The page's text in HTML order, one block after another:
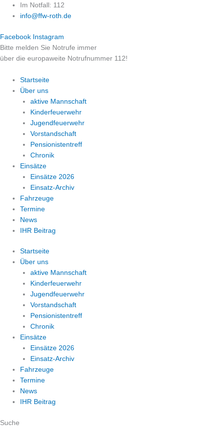
Zum
Inhalt
Im Notfall: 112
info@ffw-roth.de
Facebook Instagram
Bitte melden Sie Notrufe immer
über die europaweite Notrufnummer 112!
Startseite
Über uns
aktive Mannschaft
Kinderfeuerwehr
Jugendfeuerwehr
Vorstandschaft
Pensionistentreff
Chronik
Einsätze
Einsätze 2026
Einsatz-Archiv
Fahrzeuge
Termine
News
IHR Beitrag
Startseite
Über uns
aktive Mannschaft
Kinderfeuerwehr
Jugendfeuerwehr
Vorstandschaft
Pensionistentreff
Chronik
Einsätze
Einsätze 2026
Einsatz-Archiv
Fahrzeuge
Termine
News
IHR Beitrag
Suche